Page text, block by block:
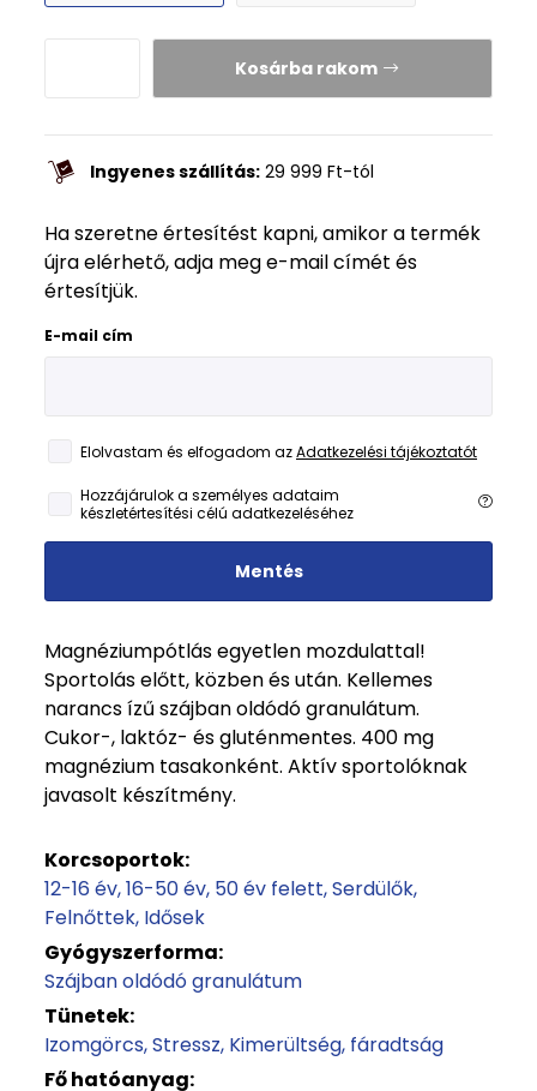
Kosárba rakom
Ingyenes szállítás: 29 999 Ft-tól
Ha szeretne értesítést kapni, amikor a termék
újra elérhető, adja meg e-mail címét és
értesítjük.
E-mail cím
Elolvastam és elfogadom azAdatkezelési tájékoztatót
Hozzájárulok a személyes adataim
készletértesítési célú adatkezeléséhez
Mentés
Magnéziumpótlás egyetlen mozdulattal!
Sportolás előtt, közben és után. Kellemes
narancs ízű szájban oldódó granulátum.
Cukor-, laktóz- és gluténmentes. 400 mg
magnézium tasakonként. Aktív sportolóknak
javasolt készítmény.
Korcsoportok:
12-16 év 16-50 év 50 év felett Serdülők
Felnőttek Idősek
Gyógyszerforma:
Szájban oldódó granulátum
Tünetek:
Izomgörcs Stressz Kimerültség, fáradtság
Fő hatóanyag: